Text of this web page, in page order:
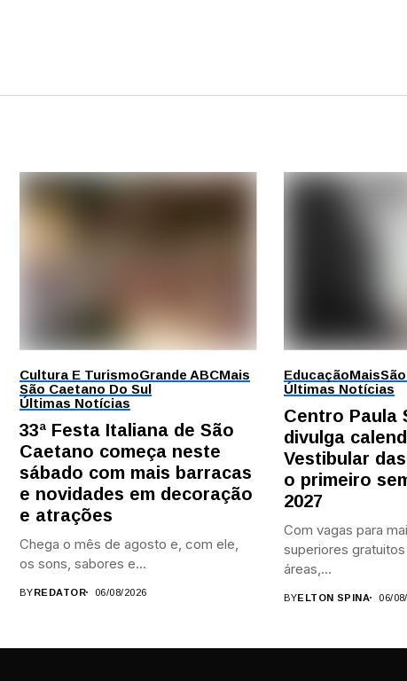
Cultura E TurismoGrande ABCMais
São Caetano Do Sul
Últimas Notícias
33ª Festa Italiana de São
Caetano começa neste
sábado com mais barracas
e novidades em decoração
e atrações
Chega o mês de agosto e, com ele,
os sons, sabores e...
BYREDATOR 06/08/2026
EducaçãoMais
Últimas Notícias
Centro Paula
divulga
Vestibular
o primeiro
2027
Com vagas para
superiores
áreas,...
BYELTON SPINA 06/